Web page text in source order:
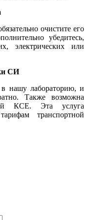
очистите его
убедитесь,
электрических или
СИ
нашу лабораторию, и
Также возможна
КСЕ. Эта услуга
транспортной